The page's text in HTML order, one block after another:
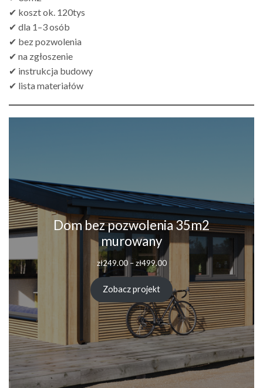
✔ koszt ok. 120tys
✔ dla 1–3 osób
✔ bez pozwolenia
✔ na zgłoszenie
✔ instrukcja budowy
✔ lista materiałów
Dom bez pozwolenia 35m2
murowany
zł249.00 – zł499.00Zakres
od
zł249.00
do
zł499.00
Zobacz projekt